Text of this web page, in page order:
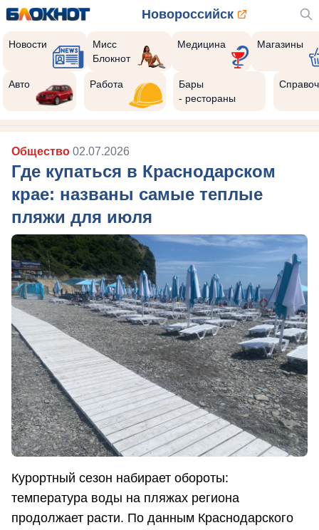
Новороссийск
Новости
Мисс
Блокнот
Медицина Магазины
Авто Работа
Бары
- рестораны
Общество 02.07.2026
Где купаться в Краснодарском
крае: названы самые теплые
пляжи для июля
Курортный сезон набирает обороты:
температура воды на пляжах региона
продолжает расти. По данным Краснодарского